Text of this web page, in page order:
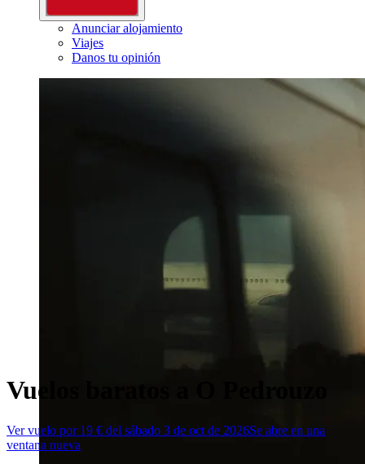
Anunciar alojamiento
Viajes
Danos tu opinión
Vuelos baratos a O Pedrouzo
Ver vuelo por 19 € del sábado 3 de oct de 2026Se abre en una
ventana nueva